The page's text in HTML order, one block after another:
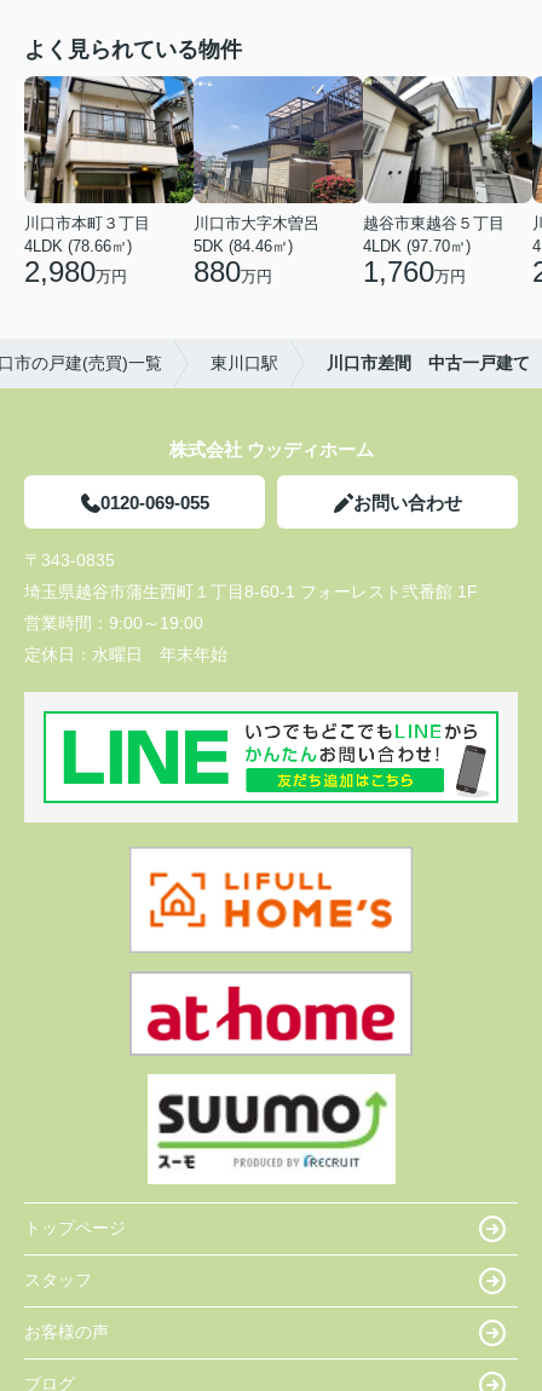
よく見られている物件
川口市本町３丁目
4LDK (78.66㎡)
2,980万円
川口市大字木曽呂
5DK (84.46㎡)
880万円
越谷市東越谷５丁目
4LDK (97.70㎡)
1,760万円
市の戸建(売買)一覧 東川口駅 川口市差間 中古一戸建て
株式会社 ウッディホーム
0120-069-055 お問い合わせ
〒343-0835
埼玉県越谷市蒲生西町１丁目8-60-1 フォーレスト弐番館 1F
営業時間： 9:00～19:00
定休日： 水曜日 年末年始
トップページ
スタッフ
お客様の声
ブログ